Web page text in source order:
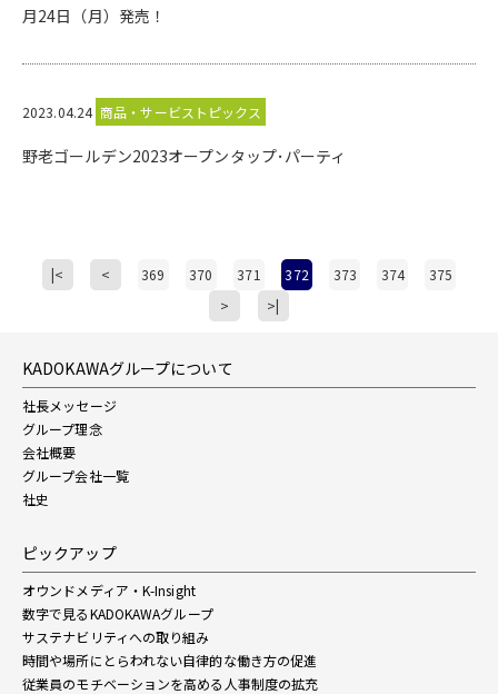
月24日（月）発売！
2023.04.24 商品・サービストピックス
野老ゴールデン2023オープンタップ･パーティ
|< < 369 370 371 372 373 374
375
>
>|
KADOKAWAグループについて
社長メッセージ
グループ理念
会社概要
グループ会社一覧
社史
ピックアップ
オウンドメディア・K-Insight
数字で見るKADOKAWAグループ
サステナビリティへの取り組み
時間や場所にとらわれない自律的な働き方の促進
従業員のモチベーションを高める人事制度の拡充